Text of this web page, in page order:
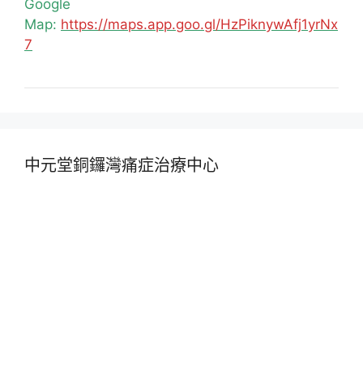
Google
Map: https://maps.app.goo.gl/HzPiknywAfj1yrNx
7
中元堂銅鑼灣痛症治療中心